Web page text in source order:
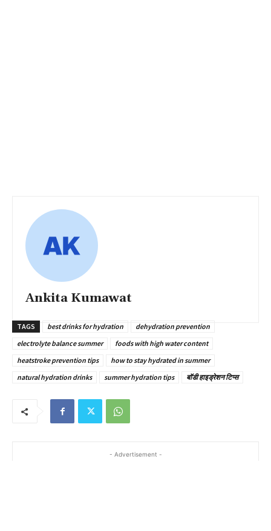
Ankita Kumawat
TAGS best drinks for hydration
dehydration prevention
electrolyte balance summer
foods with high water content
heatstroke prevention tips
how to stay hydrated in summer
natural hydration drinks
summer hydration tips बॉडी हाइड्रेशन टिप्स
- Advertisement -